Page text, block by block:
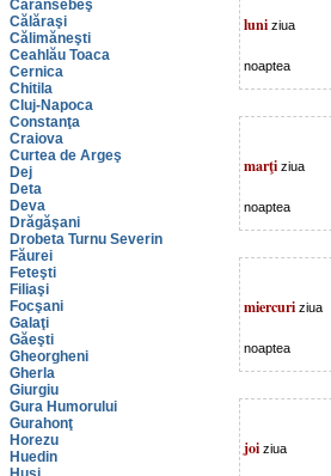
Caransebeş
Călăraşi
Călimăneşti
Ceahlău Toaca
Cernica
Chitila
Cluj-Napoca
Constanţa
Craiova
Curtea de Argeş
Dej
Deta
Deva
Drăgăşani
Drobeta Turnu Severin
Făurei
Feteşti
Filiaşi
Focşani
Galaţi
Găeşti
Gheorgheni
Gherla
Giurgiu
Gura Humorului
Gurahonţ
Horezu
Huedin
luni ziua
noaptea
marţi ziua
noaptea
miercuri ziua
noaptea
joi ziua